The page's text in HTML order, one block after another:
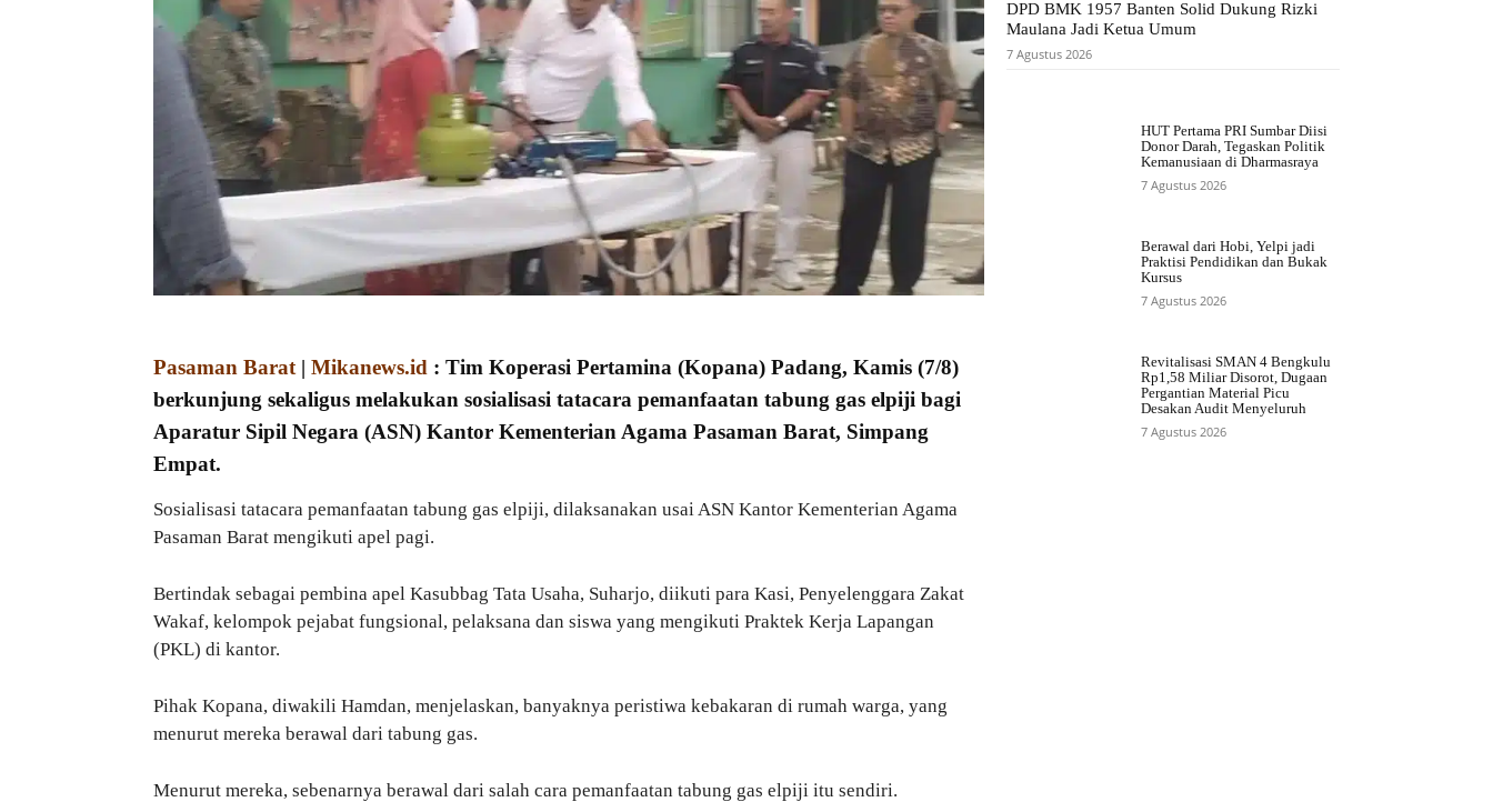
Pasaman Barat | Mikanews.id : Tim Koperasi Pertamina (Kopana) Padang, Kamis (7/8)
berkunjung sekaligus melakukan sosialisasi tatacara pemanfaatan tabung gas elpiji bagi
Aparatur Sipil Negara (ASN) Kantor Kementerian Agama Pasaman Barat, Simpang
Empat.
Sosialisasi tatacara pemanfaatan tabung gas elpiji, dilaksanakan usai ASN Kantor Kementerian Agama
Pasaman Barat mengikuti apel pagi.
Bertindak sebagai pembina apel Kasubbag Tata Usaha, Suharjo, diikuti para Kasi, Penyelenggara Zakat
Wakaf, kelompok pejabat fungsional, pelaksana dan siswa yang mengikuti Praktek Kerja Lapangan
(PKL) di kantor.
Pihak Kopana, diwakili Hamdan, menjelaskan, banyaknya peristiwa kebakaran di rumah warga, yang
menurut mereka berawal dari tabung gas.
Menurut mereka, sebenarnya berawal dari salah cara pemanfaatan tabung gas elpiji itu sendiri.
DPD BMK 1957 Banten Solid Dukung Rizki
Maulana Jadi Ketua Umum
7 Agustus 2026
HUT Pertama PRI Sumbar Diisi
Donor Darah, Tegaskan Politik
Kemanusiaan di Dharmasraya
7 Agustus 2026
Berawal dari Hobi, Yelpi jadi
Praktisi Pendidikan dan Bukak
Kursus
7 Agustus 2026
Revitalisasi SMAN 4 Bengkulu
Rp1,58 Miliar Disorot, Dugaan
Pergantian Material Picu
Desakan Audit Menyeluruh
7 Agustus 2026